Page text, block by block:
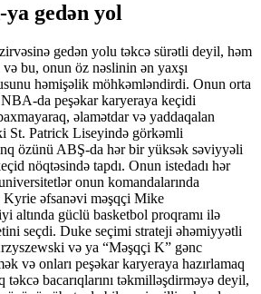
gedən yol
gedən yolu təkcə sürətli deyil, həm
bu, onun öz nəslinin ən yaxşı
həmişəlik möhkəmləndirdi. Onun orta
da peşəkar karyeraya keçidi
əlamətdar və yaddaqalan
St. Patrick Liseyində görkəmli
özünü ABŞ-da hər bir yüksək səviyyəli
nöqtəsində tapdı. Onun istedadı hər
onun komandalarında
Kyrie əfsanəvi məşqçi Mike
altında güclü basketbol proqramı ilə
seçdi. Duke seçimi strateji əhəmiyyətli
və ya “Məşqçi K” gənc
və onları peşəkar karyeraya hazırlamaq
təkcə bacarıqlarını təkmilləşdirməyə deyil,